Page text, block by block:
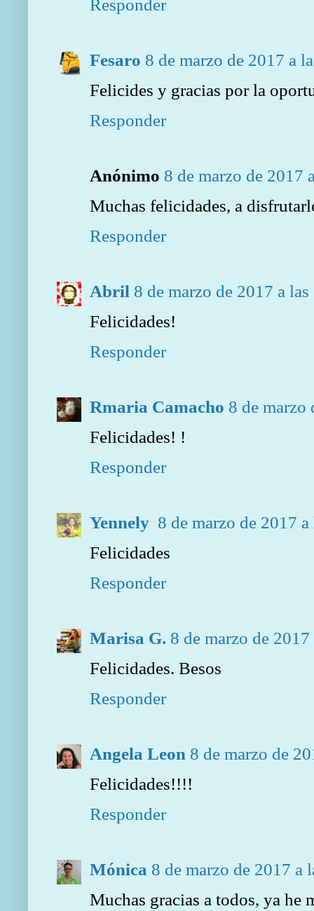
Responder
Fesaro 8 de marzo de 2017 a
Felicides y gracias por la
Responder
Anónimo 8 de marzo de 2017
Muchas felicidades, a
Responder
Abril 8 de marzo de 2017 a
Felicidades!
Responder
Rmaria Camacho 8 de marzo
Felicidades! !
Responder
Yennely 8 de marzo de 2017
Felicidades
Responder
Marisa G. 8 de marzo de
Felicidades. Besos
Responder
Angela Leon 8 de marzo de
Felicidades!!!!
Responder
Mónica 8 de marzo de 2017 a
Muchas gracias a todos, ya he